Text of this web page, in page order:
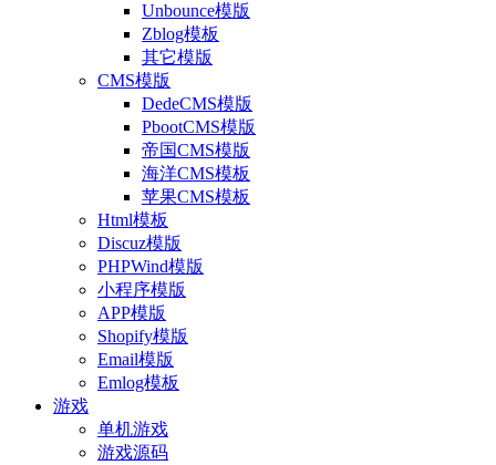
Unbounce模版
Zblog模板
其它模版
CMS模版
DedeCMS模版
PbootCMS模版
帝国CMS模版
海洋CMS模板
苹果CMS模板
Html模板
Discuz模版
PHPWind模版
小程序模版
APP模版
Shopify模版
Email模版
Emlog模板
游戏
单机游戏
游戏源码